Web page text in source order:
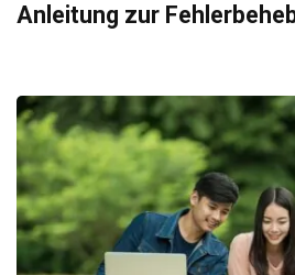
Anleitung zur